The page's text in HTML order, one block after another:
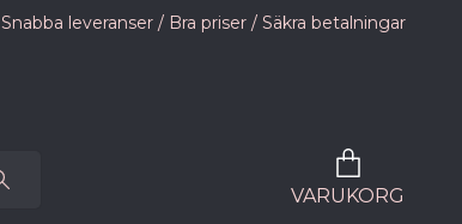
Snabba leveranser / Bra priser / Säkra betalningar
VARUKORG